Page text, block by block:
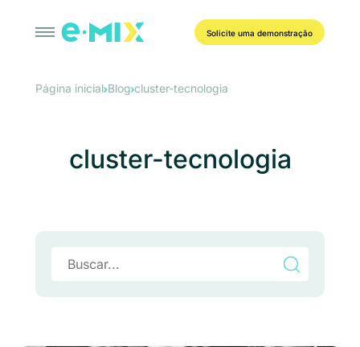
Solicite uma demonstração
Página inicial Blog cluster-tecnologia
cluster-tecnologia